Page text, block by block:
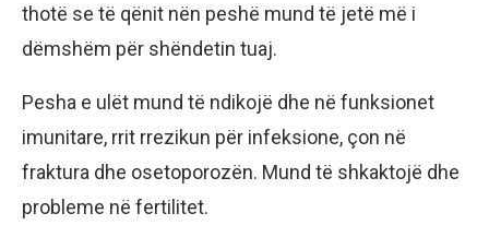
thotë se të qënit nën peshë mund të jetë më i
dëmshëm për shëndetin tuaj.
Pesha e ulët mund të ndikojë dhe në funksionet
imunitare, rrit rrezikun për infeksione, çon në
fraktura dhe osetoporozën. Mund të shkaktojë dhe
probleme në fertilitet.